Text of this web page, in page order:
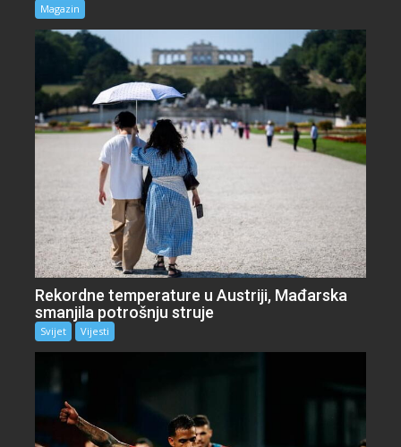
Magazin
Rekordne temperature u Austriji, Mađarska
smanjila potrošnju struje
Svijet Vijesti